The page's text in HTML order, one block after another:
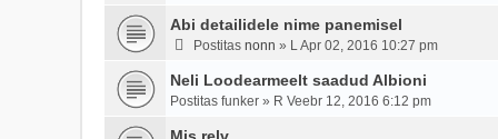
Abi detailidele nime panemisel
Postitas nonn » L Apr 02, 2016 10:27 pm
Neli Loodearmeelt saadud Albioni
Postitas funker » R Veebr 12, 2016 6:12 pm